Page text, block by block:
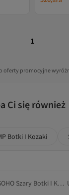
1
promocyjne
Ci się również
Botki I Kozaki
SOHO Szary Botki I Kozaki